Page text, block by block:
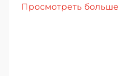
Просмотреть больше